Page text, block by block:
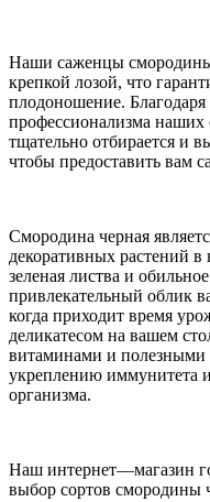
Наши саженцы смородины
крепкой лозой, что
плодоношение.
профессионализма
тщательно отбирается и
чтобы предоставить вам
Смородина черная
декоративных растений в
зеленая листва и
привлекательный облик
когда приходит время
деликатесом на вашем
витаминами и полезными
укреплению иммунитета
организма.
Наш интернет—магазин
выбор сортов смородины